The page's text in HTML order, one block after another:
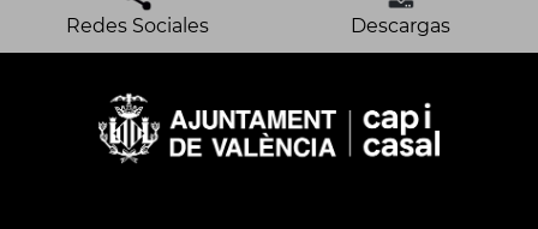
Redes Sociales Descargas